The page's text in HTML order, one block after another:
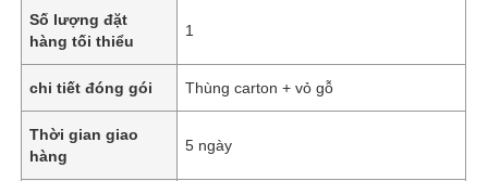
Số lượng đặt
hàng tối thiểu
1
chi tiết đóng gói Thùng carton + vỏ gỗ
Thời gian giao
hàng
5 ngày